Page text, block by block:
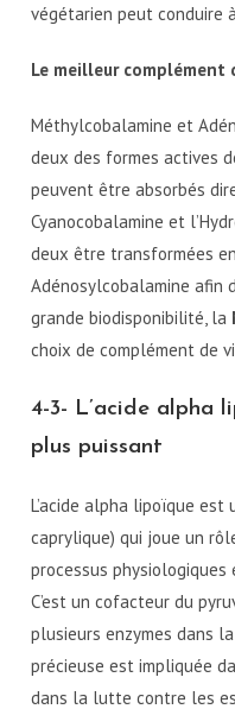
végétarien peut conduire
Le meilleur complément
Méthylcobalamine et
deux des formes actives
peuvent être absorbés
Cyanocobalamine et
deux être transformées
Adénosylcobalamine afin
grande biodisponibilité, la
choix de complément de
4-3- L’acide alpha
plus puissant
L’acide alpha lipoïque est
caprylique) qui joue un
processus physiologiques
C’est un cofacteur du
plusieurs enzymes dans
précieuse est impliquée
dans la lutte contre les